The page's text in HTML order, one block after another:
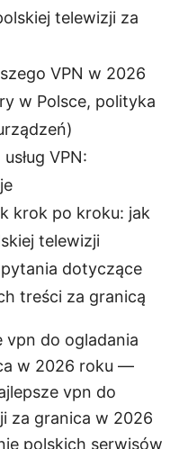
telewizji za
VPN w 2026
w Polsce, polityka
VPN:
krok po kroku: jak
telewizji
dotyczące
treści za granicą
vpn do ogladania
w 2026 roku —
vpn do
za granica w 2026
polskich serwisów